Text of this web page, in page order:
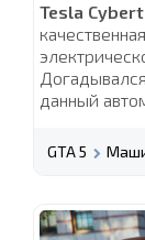
Tesla
данный
GTA 5